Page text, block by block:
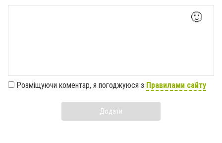
🙂
Розміщуючи коментар, я погоджуюся з Правилами сайту
Додати